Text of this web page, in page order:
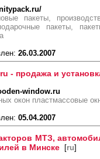
пакеты,
пакеты,
26.03.2007
- продажа и
window.ru
окон пластмассовые
05.04.2007
МТЗ,
в Минске [ru]